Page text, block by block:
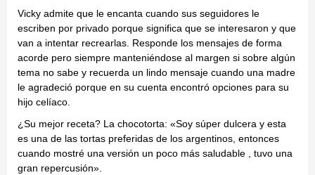
Vicky admite que le encanta cuando sus seguidores le
escriben por privado porque significa que se interesaron y que
van a intentar recrearlas. Responde los mensajes de forma
acorde pero siempre manteniéndose al margen si sobre algún
tema no sabe y recuerda un lindo mensaje cuando una madre
le agradeció porque en su cuenta encontró opciones para su
hijo celíaco.
¿Su mejor receta? La chocotorta: «Soy súper dulcera y esta
es una de las tortas preferidas de los argentinos, entonces
cuando mostré una versión un poco más saludable , tuvo una
gran repercusión».